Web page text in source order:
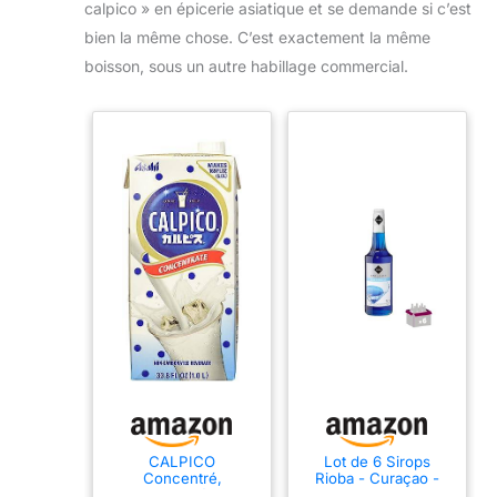
calpico » en épicerie asiatique et se demande si c’est
bien la même chose. C’est exactement la même
boisson, sous un autre habillage commercial.
CALPICO
Concentré,
Lot de 6 Sirops
Rioba - Curaçao -